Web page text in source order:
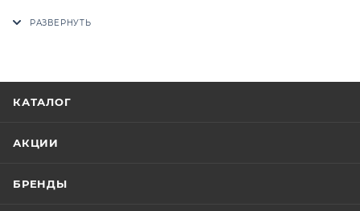
приходит письмо только для подтверждения, что
КАТАЛОГ
АКЦИИ
БРЕНДЫ